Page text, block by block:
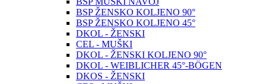
BSP ŽENSKO KOLJENO 90°
BSP ŽENSKO KOLJENO 45°
DKOL - ŽENSKI
CEL - MUŠKI
DKOL - ŽENSKI KOLJENO 90°
DKOL - WEIBLICHER 45°-BÖGEN
DKOS - ŽENSKI